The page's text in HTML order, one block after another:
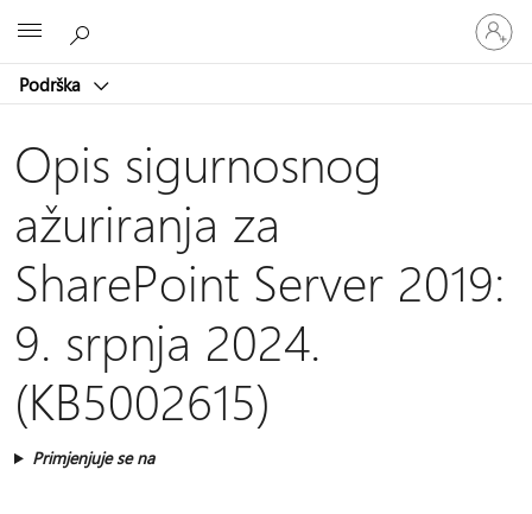
Podrška
Prijavite
se
u
račun
Opis sigurnosnog
ažuriranja za
SharePoint Server 2019:
9. srpnja 2024.
(KB5002615)
Primjenjuje se na